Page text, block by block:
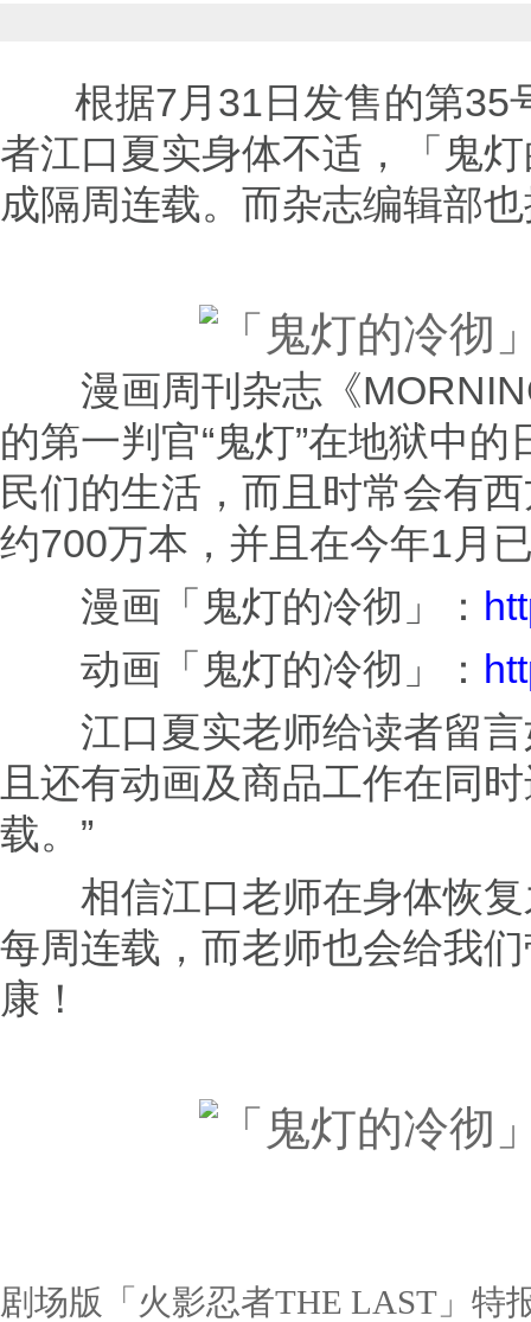
根据7月31日发售的第35
者江口夏实身体不适，「鬼
成隔周连载。而杂志编辑部
漫画周刊杂志《
的第一判官“鬼灯”在地狱中
民们的生活，而且时常会有
约700万本，并且在今年1月
漫画「鬼灯的冷彻」：
动画「鬼灯的冷彻」：
江口夏实老师给读者留言
且还有动画及商品工作在同
载。”
相信江口老师在身体恢复
每周连载，而老师也会给我
康！
剧场版「火影忍者THE LAST」特